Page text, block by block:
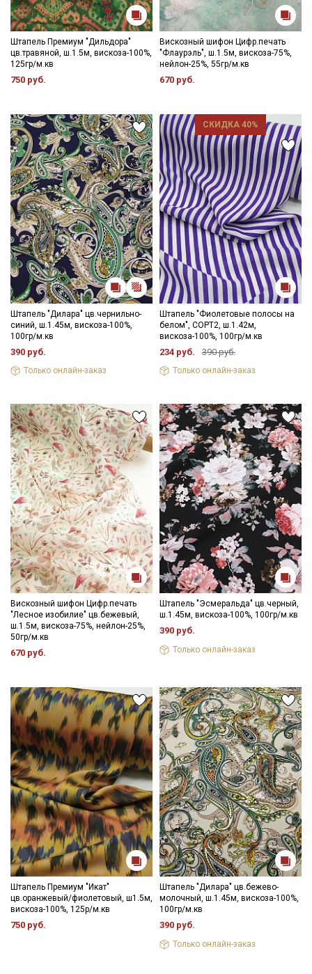
Штапель Премиум "Дильдора"
цв.травяной, ш.1.5м, вискоза-100%,
125гр/м.кв
750 руб.
Вискозный шифон Цифр.печать
"Флаурэль", ш.1.5м, вискоза-75%,
нейлон-25%, 55гр/м.кв
670 руб.
Штапель "Дилара" цв.чернильно-
синий, ш.1.45м, вискоза-100%,
100гр/м.кв
390 руб.
Только онлайн-заказ
СКИДКА 40%
Штапель "Фиолетовые полосы на
белом", СОРТ2, ш.1.42м,
вискоза-100%, 100гр/м.кв
234 руб. 390 руб.
Только онлайн-заказ
Вискозный шифон Цифр.печать
"Лесное изобилие" цв.бежевый,
ш.1.5м, вискоза-75%, нейлон-25%,
50гр/м.кв
670 руб.
Штапель "Эсмеральда" цв.черный,
ш.1.45м, вискоза-100%, 100гр/м.кв
390 руб.
Только онлайн-заказ
Штапель Премиум "Икат"
цв.оранжевый/фиолетовый, ш1.5м,
вискоза-100%, 125р/м.кв
750 руб.
Штапель "Дилара" цв.бежево-
молочный, ш.1.45м, вискоза-100%,
100гр/м.кв
390 руб.
Только онлайн-заказ